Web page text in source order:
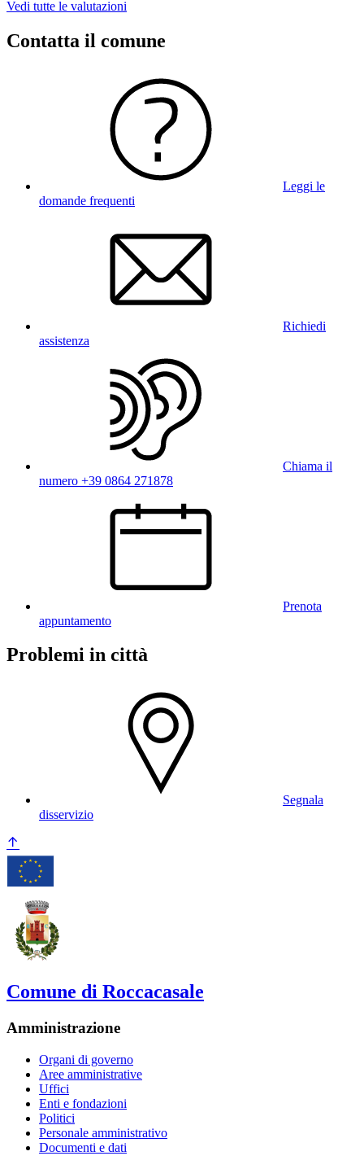
Vedi tutte le valutazioni
Contatta il comune
Leggi le
domande frequenti
Richiedi
assistenza
Chiama il
numero +39 0864 271878
Prenota
appuntamento
Problemi in città
Segnala
disservizio
Comune di Roccacasale
Amministrazione
Organi di governo
Aree amministrative
Uffici
Enti e fondazioni
Politici
Personale amministrativo
Documenti e dati